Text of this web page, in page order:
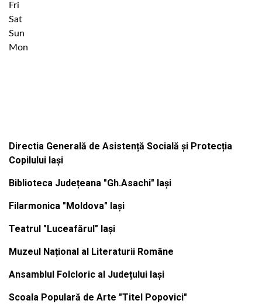
Fri
Sat
Sun
Mon
Directia Generală de Asistență Socială și Protecția
Copilului Iași
Biblioteca Județeana "Gh.Asachi" Iași
Filarmonica "Moldova" Iași
Teatrul "Luceafărul" Iași
Muzeul Național al Literaturii Române
Ansamblul Folcloric al Județului Iași
Scoala Populară de Arte "Titel Popovici"